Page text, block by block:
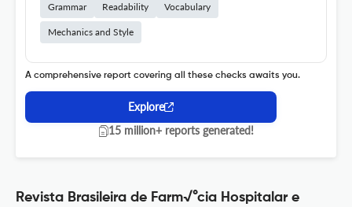
Grammar Readability Vocabulary
Mechanics and Style
A comprehensive report covering all these checks awaits you.
Explore
15 million+ reports generated!
Revista Brasileira de Farm√°cia Hospitalar e